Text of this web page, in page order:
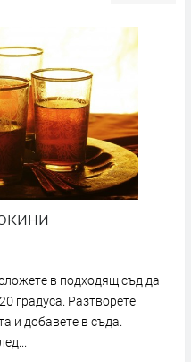
в подходящ съд да
градуса. Разтворете
и добавете в съда.